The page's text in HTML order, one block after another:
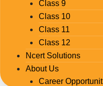
Class 9
Class 10
Class 11
Class 12
Ncert Solutions
About Us
Career